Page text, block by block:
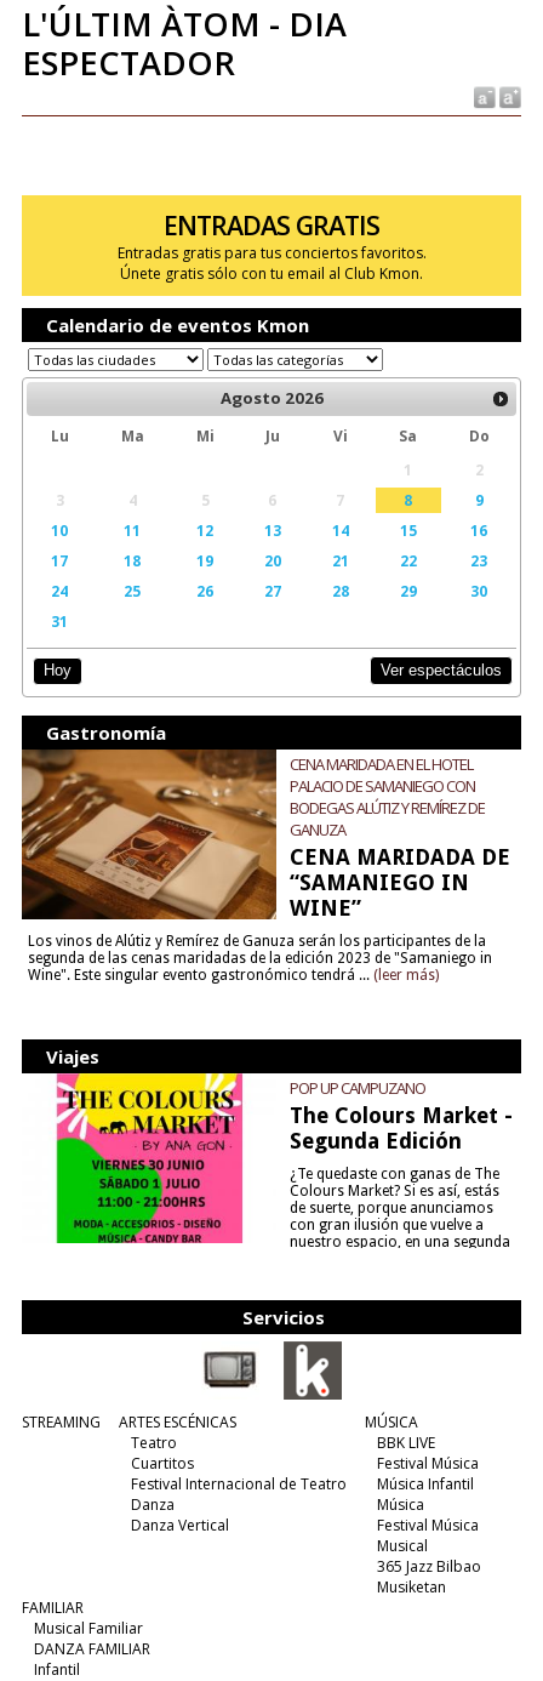
L'ÚLTIM ÀTOM - DIA
ESPECTADOR
ENTRADAS GRATIS
Entradas gratis para tus conciertos favoritos.
Únete gratis sólo con tu email al Club Kmon.
Calendario de eventos Kmon
Agosto 2026
Lu Ma Mi Ju Vi Sa
Do
1
2
3
4 5 6 7 8
9
10
11 12 13 14 15
16
17
18 19 20 21 22
23
24
25 26 27 28 29
30
31
Hoy Ver espectáculos
Gastronomía
CENA MARIDADA EN EL HOTEL
PALACIO DE SAMANIEGO CON
BODEGAS ALÚTIZ Y REMÍREZ DE
GANUZA
CENA MARIDADA DE
“SAMANIEGO IN
WINE”
Los vinos de Alútiz y Remírez de Ganuza serán los participantes de la
segunda de las cenas maridadas de la edición 2023 de "Samaniego in
Wine". Este singular evento gastronómico tendrá ... (leer más)
Viajes
POP UP CAMPUZANO
The Colours Market -
Segunda Edición
¿Te quedaste con ganas de The
Colours Market? Si es así, estás
de suerte, porque anunciamos
con gran ilusión que vuelve a
nuestro espacio, en una segunda
Servicios
STREAMING
ARTES ESCÉNICAS
Teatro
Cuartitos
Festival Internacional de Teatro
Danza
Danza Vertical
MÚSICA
BBK LIVE
Festival Música
Música Infantil
Música
Festival Música
Musical
365 Jazz Bilbao
Musiketan
FAMILIAR
Musical Familiar
DANZA FAMILIAR
Infantil